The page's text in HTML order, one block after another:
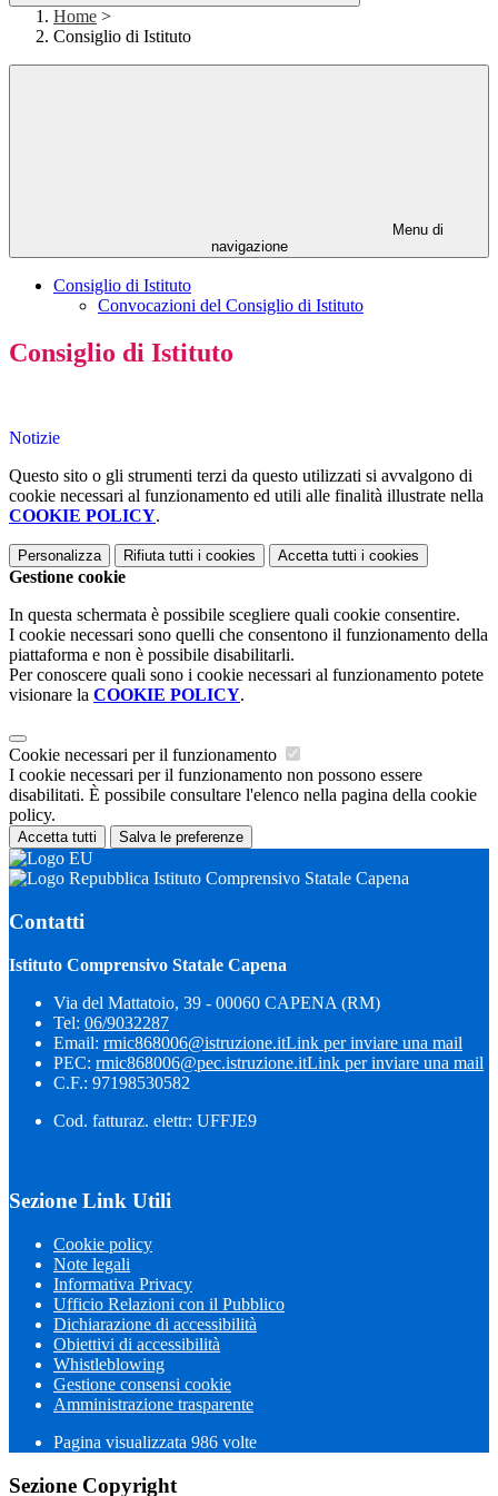
Home >
Consiglio di Istituto
Menu di
navigazione
Consiglio di Istituto
Convocazioni del Consiglio di Istituto
Consiglio di Istituto
Notizie
Questo sito o gli strumenti terzi da questo utilizzati si avvalgono di
cookie necessari al funzionamento ed utili alle finalità illustrate nella
COOKIE POLICY.
Personalizza Rifiuta tutti i cookies Accetta tutti i cookies
Gestione cookie
In questa schermata è possibile scegliere quali cookie consentire.
I cookie necessari sono quelli che consentono il funzionamento della
piattaforma e non è possibile disabilitarli.
Per conoscere quali sono i cookie necessari al funzionamento potete
visionare la COOKIE POLICY.
Cookie necessari per il funzionamento
I cookie necessari per il funzionamento non possono essere
disabilitati. È possibile consultare l'elenco nella pagina della cookie
policy.
Accetta tutti Salva le preferenze
Istituto Comprensivo Statale Capena
Contatti
Istituto Comprensivo Statale Capena
Via del Mattatoio, 39 - 00060 CAPENA (RM)
Tel: 06/9032287
Email: rmic868006@istruzione.itLink per inviare una mail
PEC: rmic868006@pec.istruzione.itLink per inviare una mail
C.F.: 97198530582
Cod. fatturaz. elettr: UFFJE9
Sezione Link Utili
Cookie policy
Note legali
Informativa Privacy
Ufficio Relazioni con il Pubblico
Dichiarazione di accessibilità
Obiettivi di accessibilità
Whistleblowing
Gestione consensi cookie
Amministrazione trasparente
Pagina visualizzata 986 volte
Sezione Copyright